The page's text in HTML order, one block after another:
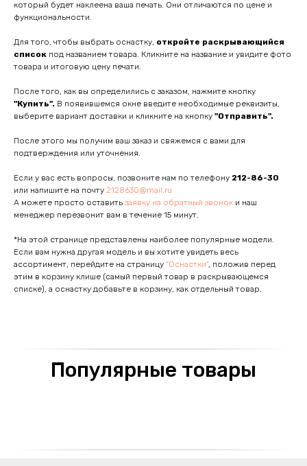
который будет наклеена ваша печать. Они отличаются по цене и
функциональности.
Для того, чтобы выбрать оснастку, откройте раскрывающийся
список под названием товара. Кликните на название и увидите фото
товара и итоговую цену печати.
После того, как вы определились с заказом, нажмите кнопку
"Купить". В появившемся окне введите необходимые реквизиты,
выберите вариант доставки и кликните на кнопку "Отправить".
После этого мы получим ваш заказ и свяжемся с вами для
подтверждения или уточнения.
Если у вас есть вопросы, позвоните нам по телефону 212-86-30
или напишите на почту 2128630@mail.ru
А можете просто оставить заявку на обратный звонок и наш
менеджер перезвонит вам в течение 15 минут.
*На этой странице представлены наиболее популярные модели.
Если вам нужна другая модель и вы хотите увидеть весь
ассортимент, перейдите на страницу "Оснастки", положив перед
этим в корзину клише (самый первый товар в раскрывающемся
списке), а оснастку добавьте в корзину, как отдельный товар.
Популярные товары